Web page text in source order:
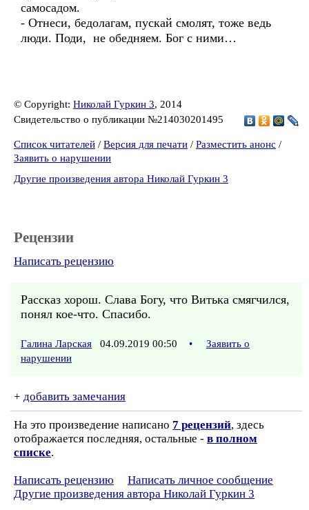
самосадом.
- Отнеси, бедолагам, пускай смолят, тоже ведь
люди. Поди, не обедняем. Бог с ними…
© Copyright: Николай Гуркин 3, 2014
Свидетельство о публикации №214030201495
Список читателей / Версия для печати / Разместить анонс /
Заявить о нарушении
Другие произведения автора Николай Гуркин 3
Рецензии
Написать рецензию
Рассказ хорош. Слава Богу, что Витька смягчился,
понял кое-что. Спасибо.
Галина Ларская 04.09.2019 00:50 •
Заявить о
нарушении
+ добавить замечания
На это произведение написано 7 рецензий, здесь
отображается последняя, остальные - в полном
списке.
Написать рецензию
Написать личное сообщение
Другие произведения автора Николай Гуркин 3